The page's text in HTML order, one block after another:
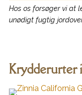
Hos os forsøger vi at
unødigt fugtig
Krydderurter